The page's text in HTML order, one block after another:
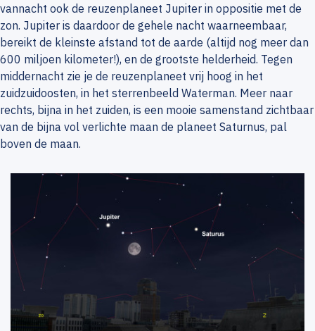
vannacht ook de reuzenplaneet Jupiter in oppositie met de
zon. Jupiter is daardoor de gehele nacht waarneembaar,
bereikt de kleinste afstand tot de aarde (altijd nog meer dan
600 miljoen kilometer!), en de grootste helderheid. Tegen
middernacht zie je de reuzenplaneet vrij hoog in het
zuidzuidoosten, in het sterrenbeeld Waterman. Meer naar
rechts, bijna in het zuiden, is een mooie samenstand zichtbaar
van de bijna vol verlichte maan de planeet Saturnus, pal
boven de maan.